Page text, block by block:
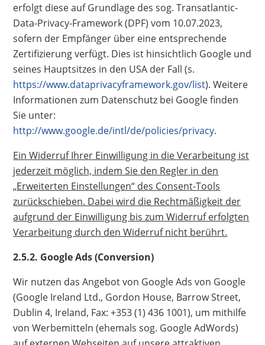
erfolgt diese auf Grundlage des sog. Transatlantic-
Data-Privacy-Framework (DPF) vom 10.07.2023,
sofern der Empfänger über eine entsprechende
Zertifizierung verfügt. Dies ist hinsichtlich Google und
seines Hauptsitzes in den USA der Fall (s.
https://www.dataprivacyframework.gov/list). Weitere
Informationen zum Datenschutz bei Google finden
Sie unter:
http://www.google.de/intl/de/policies/privacy.
Ein Widerruf Ihrer Einwilligung in die Verarbeitung ist
jederzeit möglich, indem Sie den Regler in den
„Erweiterten Einstellungen“ des Consent-Tools
zurückschieben. Dabei wird die Rechtmäßigkeit der
aufgrund der Einwilligung bis zum Widerruf erfolgten
Verarbeitung durch den Widerruf nicht berührt.
2.5.2. Google Ads (Conversion)
Wir nutzen das Angebot von Google Ads von Google
(Google Ireland Ltd., Gordon House, Barrow Street,
Dublin 4, Ireland, Fax: +353 (1) 436 1001), um mithilfe
von Werbemitteln (ehemals sog. Google AdWords)